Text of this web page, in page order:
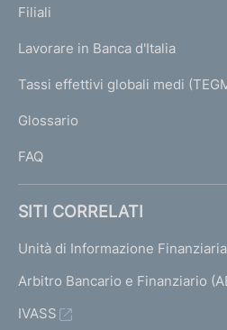
a
g
K
T
I
I
Filiali
Lavorare in Banca d'Italia
Tassi effettivi globali medi
Glossario
FAQ
SITI CORRELATI
Unità di Informazione
Arbitro Bancario e Finanziario
IVASS